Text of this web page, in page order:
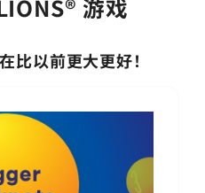
游戏
比以前更大更好！